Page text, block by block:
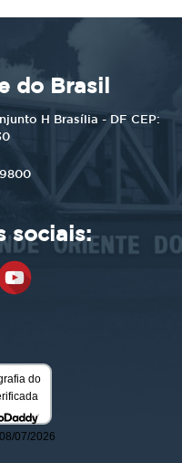
do Brasil
H Brasília - DF CEP:
sociais: